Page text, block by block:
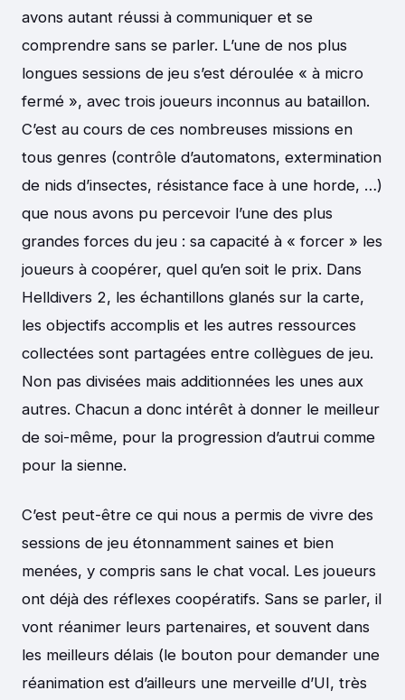
avons autant réussi à communiquer et se
comprendre sans se parler. L’une de nos plus
longues sessions de jeu s’est déroulée « à micro
fermé », avec trois joueurs inconnus au bataillon.
C’est au cours de ces nombreuses missions en
tous genres (contrôle d’automatons, extermination
de nids d’insectes, résistance face à une horde, …)
que nous avons pu percevoir l’une des plus
grandes forces du jeu : sa capacité à « forcer » les
joueurs à coopérer, quel qu’en soit le prix. Dans
Helldivers 2, les échantillons glanés sur la carte,
les objectifs accomplis et les autres ressources
collectées sont partagées entre collègues de jeu.
Non pas divisées mais additionnées les unes aux
autres. Chacun a donc intérêt à donner le meilleur
de soi-même, pour la progression d’autrui comme
pour la sienne.
C’est peut-être ce qui nous a permis de vivre des
sessions de jeu étonnamment saines et bien
menées, y compris sans le chat vocal. Les joueurs
ont déjà des réflexes coopératifs. Sans se parler, il
vont réanimer leurs partenaires, et souvent dans
les meilleurs délais (le bouton pour demander une
réanimation est d’ailleurs une merveille d’UI, très